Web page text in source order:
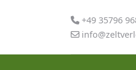
+49 35796